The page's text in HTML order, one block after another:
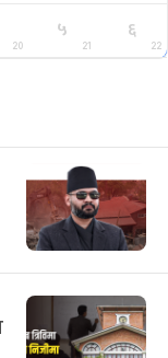
20
५
21
६
22